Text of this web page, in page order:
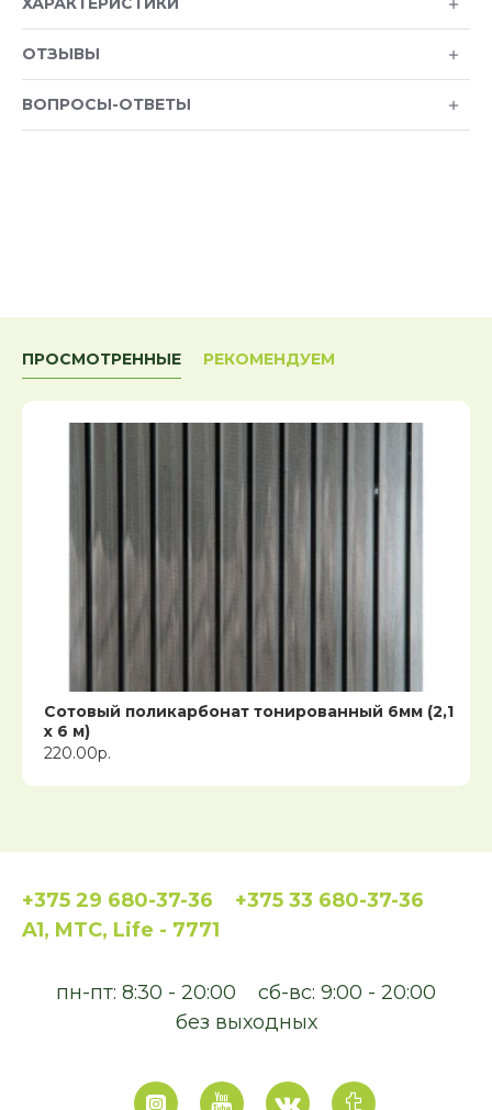
ОТЗЫВЫ
ВОПРОСЫ-ОТВЕТЫ
ПРОСМОТРЕННЫЕ РЕКОМЕНДУЕМ
Сотовый поликарбонат тонированный 6мм (2,1
x 6 м)
220.00р.
+375 29 680-37-36
+375 33 680-37-36
A1, MTC, Life - 7771
пн-пт: 8:30 - 20:00
сб-вс: 9:00 - 20:00
без выходных